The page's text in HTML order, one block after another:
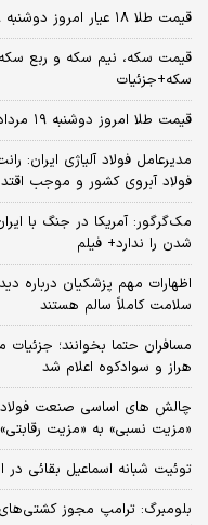
قیمت طلا ۱۸ عیار امروز دوشنبه ۱۹ مرداد ۱۴۰۵/ طلا گران شد+جزئیات
سکه+جزئیات
قیمت طلا امروز دوشنبه ۱۹ مرداد ۱۴۰۵/کاهش قیمت طلا
مدیرعامل فولاد آلیاژی
فولاد آبروی کشور و موجب
مک‌گرگور: آمریکا در جنگ با
شدن را ندارد+ فیلم
اظهارات مهم پزشکیان درباره
سلامت کاملاً سالم هستند
مسافران حتما بخوانند؛
هراز و سوادکوه اعلام شد
چالش‌ های اساسی صنعت فولاد از
«مزیت نسبی» به «مزیت
توئیت شبانه اسماعیل بقائی
بلومبرگ: ترامپ مجوز